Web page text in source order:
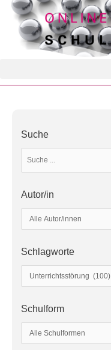
Suche
Autor/in
Schlagworte
Schulform